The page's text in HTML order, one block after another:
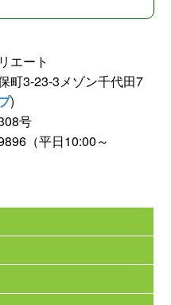
エート
町3-23-3メゾン千代田7
)
号
（平日10:00～